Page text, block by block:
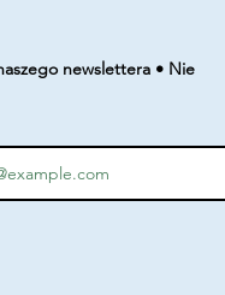
newslettera • Nie